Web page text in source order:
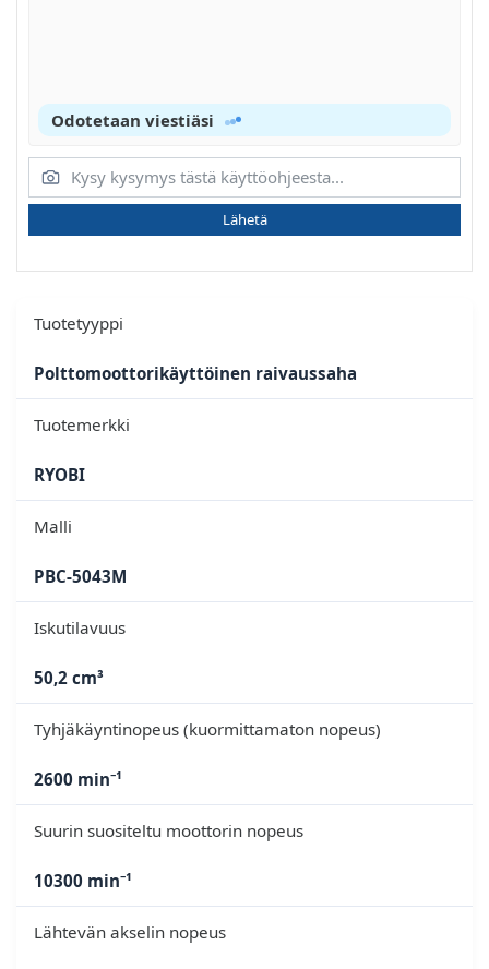
Odotetaan viestiäsi
Lähetä
Tuotetyyppi
Polttomoottorikäyttöinen raivaussaha
Tuotemerkki
RYOBI
Malli
PBC-5043M
Iskutilavuus
50,2 cm³
Tyhjäkäyntinopeus (kuormittamaton nopeus)
2600 min⁻¹
Suurin suositeltu moottorin nopeus
10300 min⁻¹
Lähtevän akselin nopeus